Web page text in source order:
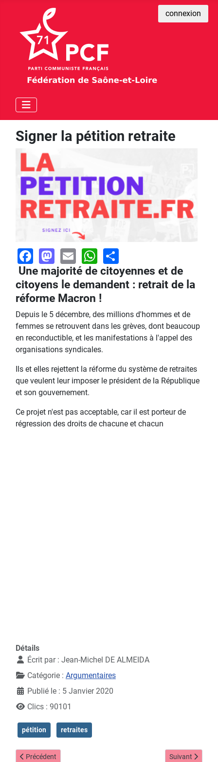
connexion
Signer la pétition retraite
Facebook
Mastodon
EmailWhatsApp
Une majorité de citoyennes et de
citoyens le demandent : retrait de la
réforme Macron !
Depuis le 5 décembre, des millions d'hommes et de
femmes se retrouvent dans les grèves, dont beaucoup
en reconductible, et les manifestations à l'appel des
organisations syndicales.
Ils et elles rejettent la réforme du système de retraites
que veulent leur imposer le président de la République
et son gouvernement.
Ce projet n'est pas acceptable, car il est porteur de
régression des droits de chacune et chacun
Détails
Écrit par : Jean-Michel DE ALMEIDA
Catégorie : Argumentaires
Publié le : 5 Janvier 2020
Clics : 90101
pétition retraites
Article précédent : BlackRock, Cirelli et Macron
Précédent Article suivant :
Suivant